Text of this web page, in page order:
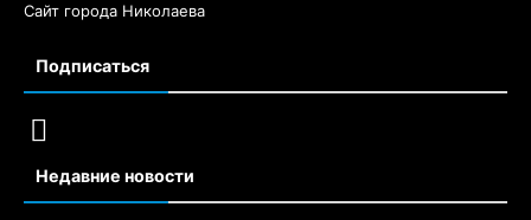
Сайт города Николаева
Подписаться
Недавние новости